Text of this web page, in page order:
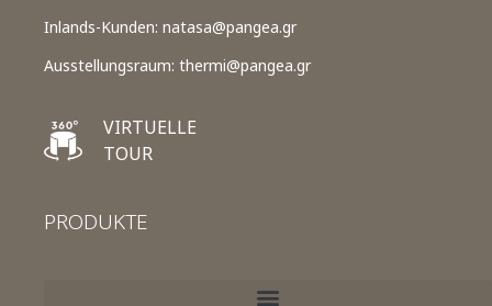
Inlands-Kunden: natasa@pangea.gr
Ausstellungsraum: thermi@pangea.gr
VIRTUELLE
TOUR
PRODUKTE